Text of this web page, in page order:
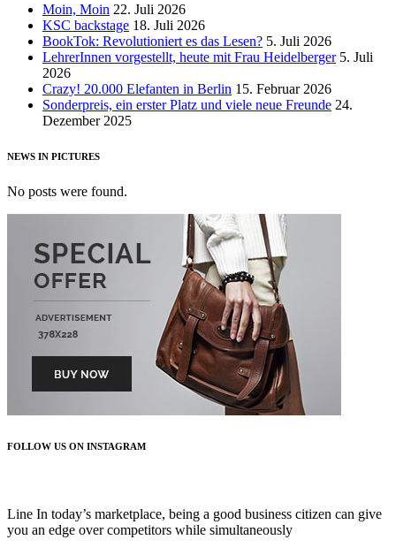
Moin, Moin 22. Juli 2026
KSC backstage 18. Juli 2026
BookTok: Revolutioniert es das Lesen? 5. Juli 2026
LehrerInnen vorgestellt, heute mit Frau Heidelberger 5. Juli
2026
Crazy! 20.000 Elefanten in Berlin 15. Februar 2026
Sonderpreis, ein erster Platz und viele neue Freunde 24.
Dezember 2025
NEWS IN PICTURES
No posts were found.
FOLLOW US ON INSTAGRAM
Line In today’s marketplace, being a good business citizen can give
you an edge over competitors while simultaneously